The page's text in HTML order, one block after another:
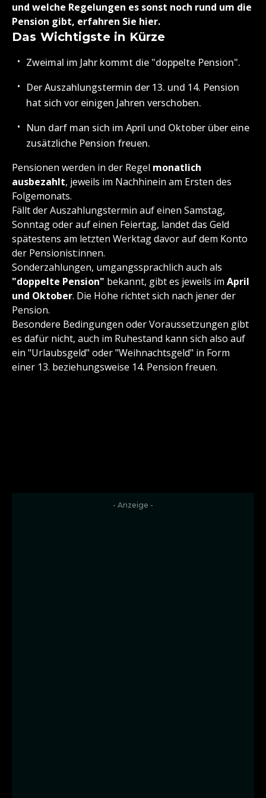
und welche Regelungen es sonst noch rund um die
Pension gibt, erfahren Sie hier.
Das Wichtigste in Kürze
Zweimal im Jahr kommt die "doppelte Pension".
Der Auszahlungstermin der 13. und 14. Pension
hat sich vor einigen Jahren verschoben.
Nun darf man sich im April und Oktober über eine
zusätzliche Pension freuen.
Pensionen werden in der Regel monatlich
ausbezahlt, jeweils im Nachhinein am Ersten des
Folgemonats.
Fällt der Auszahlungstermin auf einen Samstag,
Sonntag oder auf einen Feiertag, landet das Geld
spätestens am letzten Werktag davor auf dem Konto
der Pensionist:innen.
Sonderzahlungen, umgangssprachlich auch als
"doppelte Pension" bekannt, gibt es jeweils im April
und Oktober. Die Höhe richtet sich nach jener der
Pension.
Besondere Bedingungen oder Voraussetzungen gibt
es dafür nicht, auch im Ruhestand kann sich also auf
ein "Urlaubsgeld" oder "Weihnachtsgeld" in Form
einer 13. beziehungsweise 14. Pension freuen.
- Anzeige -